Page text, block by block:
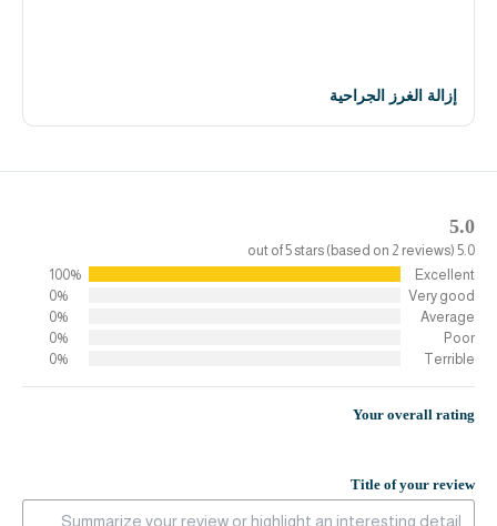
إزالة الغرز الجراحية
5.0
5.0 out of 5 stars (based on 2 reviews)
Excellent
100%
Very good
0%
Average
0%
Poor
0%
Terrible
0%
Your overall rating
Title of your review